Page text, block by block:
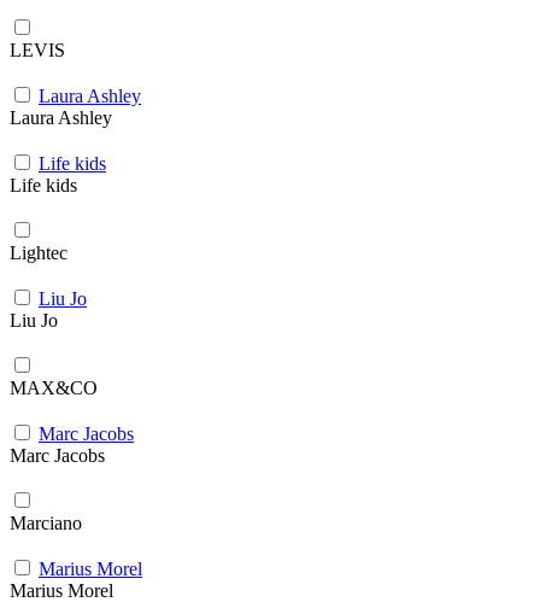
LEVIS
Laura Ashley
Laura Ashley
Life kids
Life kids
Lightec
Liu Jo
Liu Jo
MAX&CO
Marc Jacobs
Marc Jacobs
Marciano
Marius Morel
Marius Morel